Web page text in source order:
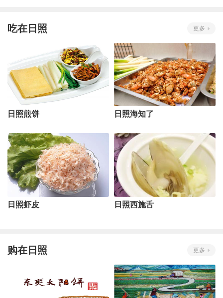
吃在日照 更多
日照煎饼 日照海知了
日照虾皮 日照西施舌
购在日照 更多